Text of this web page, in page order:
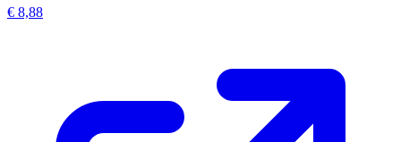
€ 8,88